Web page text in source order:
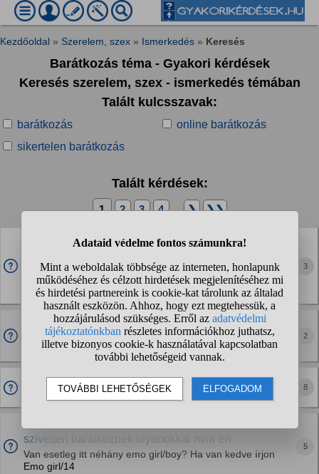
Kezdőoldal » Szerelem, szex » Ismerkedés » Keresés
Barátkozás téma - Gyakori kérdések
Keresés szerelem, szex - ismerkedés témában
Talált kulcsszavak:
barátkozás
online barátkozás
sikertelen barátkozás
Talált kérdések:
1 2 3 4 ... ❯ ❯❯
Ki szeretne baratkozni?
es ha mar itt volnek kiirok egy kerdest is:) Szoval: hobbim
vers irasa, segitek az embereken, imadok a jatszoteren
kicsikkel jatszani szaladgalni...
3
Budapesten Melegek Ismerkedni Haverkodni?
16éves/57kg/182cm/ Budapesti alapvetően hetero srác
privátban viber számokat várom :)
2
Hol lehet ismerkedni?
Barátokat szerezni.
8
szívesen barátkoznék olyanokkal mint én
Van esetleg itt néhány emo girl/boy? Ha van kedve írjon
Emo girl/14
5